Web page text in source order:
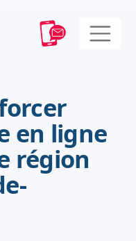
en ligne
région